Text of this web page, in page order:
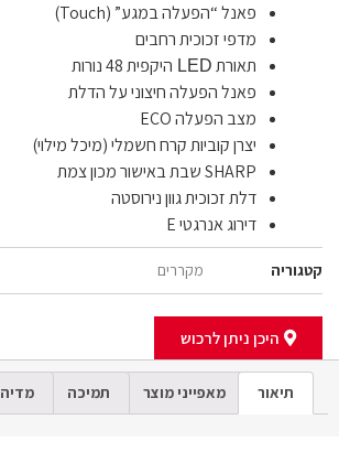
פאנל “הפעלה במגע” (Touch
)
מדפי זכוכית רחבים
תאורת LED היקפית 48 נורות
פאנל הפעלה חיצוני על הדלת
מצב הפעלה ECO
יצרן קוביות קרח חשמלי (מיכל מילוי)
SHARPשבת באישור מכון צמת
דלת זכוכית גוון נירוסטה
דירוג אנרגטי E
קטגוריה מקררים
היכן ניתן לרכוש
תיאור מאפייני מוצר תמיכה מדיה